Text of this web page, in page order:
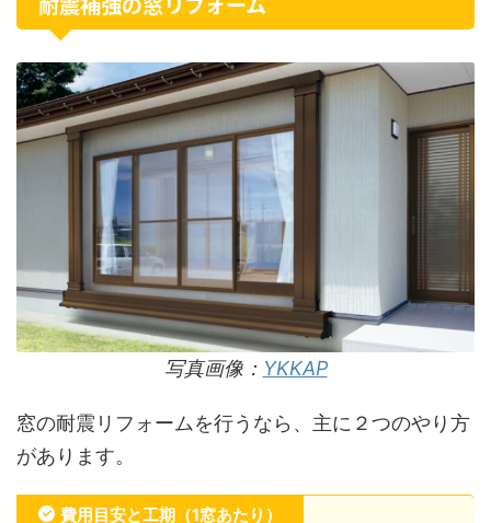
写真画像： YKKAP
窓の耐震リフォームを行うなら、主に２つのやり方
があります。
費用目安と工期（1窓あたり）